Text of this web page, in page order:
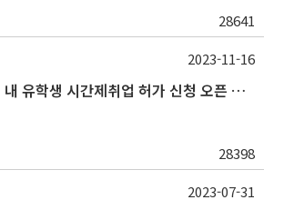
28641
학생정보시스템 내 유학생 시간제취업 허가 신청 오픈 안내
28398
2023-11-16
2023-07-31